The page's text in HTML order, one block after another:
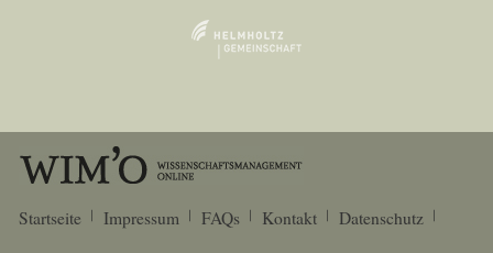
Startseite Impressum FAQs Kontakt
Datenschutz